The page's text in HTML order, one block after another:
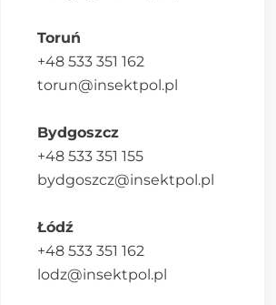
Toruń
+48 533 351 162
torun@insektpol.pl
Bydgoszcz
+48 533 351 155
bydgoszcz@insektpol.pl
Łódź
+48 533 351 162
lodz@insektpol.pl